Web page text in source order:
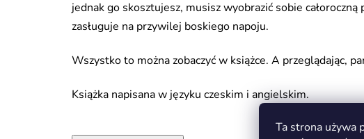
Ta strona używa
jednak go skosztujesz, musisz wyobrazić sobie
zasługuje na przywilej boskiego napoju.
Wszystko to można zobaczyć w książce. A przeglądając,
Książka napisana w języku czeskim i angielskim.